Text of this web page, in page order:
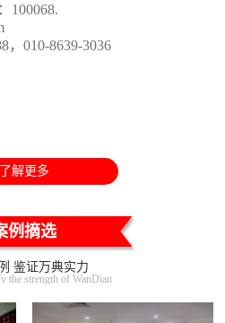
100068.
010-8639-3036
了解更多
例摘选
鉴证万典实力
the strength of WanDian